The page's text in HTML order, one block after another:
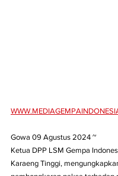
Gowa 09 Agustus 2024 ~
Ketua DPP LSM Gempa
Karaeng Tinggi,